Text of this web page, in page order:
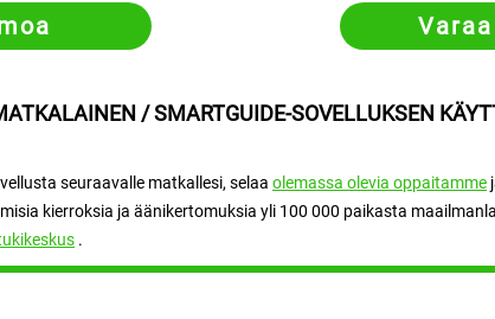
/ SMARTGUIDE-SOVELLUKSEN
seuraavalle matkallesi, selaa olemassa olevia oppaitamme
kierroksia ja äänikertomuksia yli 100 000 paikasta
.